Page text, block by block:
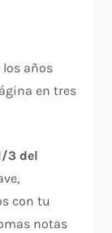
los años
en tres
3 del
con tu
notas